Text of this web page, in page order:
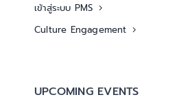
เข้าสู่ระบบ PMS
Culture Engagement
UPCOMING EVENTS